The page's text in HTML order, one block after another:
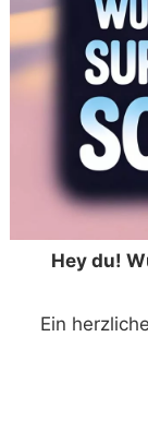
Hey du!
Ein